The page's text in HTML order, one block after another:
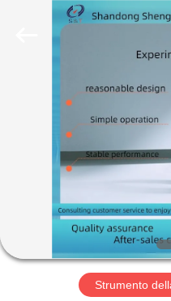
PRODOTTI
GIRO
Strumento